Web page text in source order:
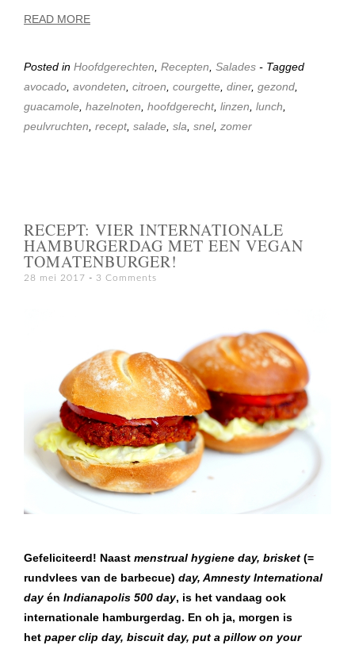
READ MORE
Posted in Hoofdgerechten, Recepten, Salades - Tagged
avocado, avondeten, citroen, courgette, diner, gezond,
guacamole, hazelnoten, hoofdgerecht, linzen, lunch,
peulvruchten, recept, salade, sla, snel, zomer
RECEPT: VIER INTERNATIONALE
HAMBURGERDAG MET EEN VEGAN
TOMATENBURGER!
28 mei 2017 3 Comments
Gefeliciteerd! Naast menstrual hygiene day, brisket (=
rundvlees van de barbecue) day, Amnesty International
dayén Indianapolis 500 day, is het vandaag ook
internationale hamburgerdag. En oh ja, morgen is
het paper clip day, biscuit day, put a pillow on your